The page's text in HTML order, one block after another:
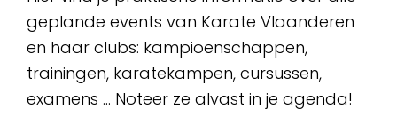
geplande events van Karate Vlaanderen
en haar clubs: kampioenschappen,
trainingen, karatekampen, cursussen,
examens … Noteer ze alvast in je agenda!